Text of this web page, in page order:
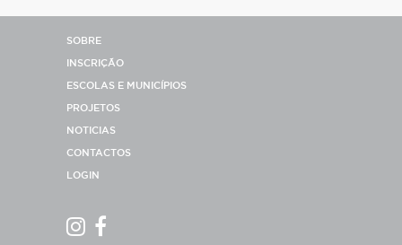
SOBRE
INSCRIÇÃO
ESCOLAS E MUNICÍPIOS
PROJETOS
NOTICIAS
CONTACTOS
LOGIN